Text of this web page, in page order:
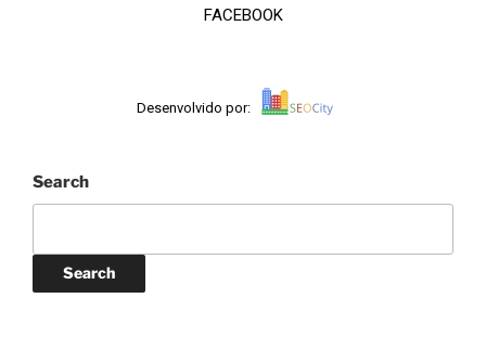
FACEBOOK
Desenvolvido por:
Search
Search